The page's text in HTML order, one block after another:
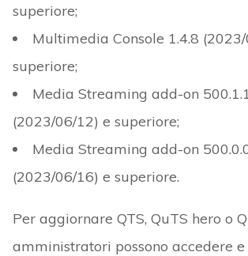
superiore;
Multimedia Console 1.4.8
superiore;
Media Streaming add-on
(2023/06/12) e superiore;
Media Streaming add-on
(2023/06/16) e superiore.
Per aggiornare QTS, QuTS hero o
amministratori possono accedere